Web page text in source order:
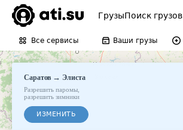
ГрузыПоиск грузов
Все сервисы Ваши грузы
Саратов →Элиста
Разрешить паромы
разрешить зимники
ИЗМЕНИТЬ